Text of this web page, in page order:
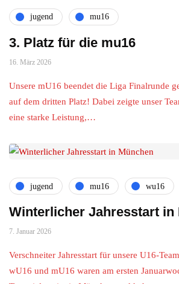
jugend mu16
3. Platz für die mu16
16. März 2026
Unsere mU16 beendet die Liga Finalrunde
auf dem dritten Platz! Dabei zeigte unser
eine starke Leistung,…
jugend mu16 wu16
Winterlicher Jahresstart in
7. Januar 2026
Verschneiter Jahresstart für unsere U16-
wU16 und mU16 waren am ersten